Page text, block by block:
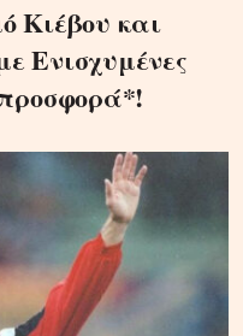
Κιέβου και
Ενισχυμένες